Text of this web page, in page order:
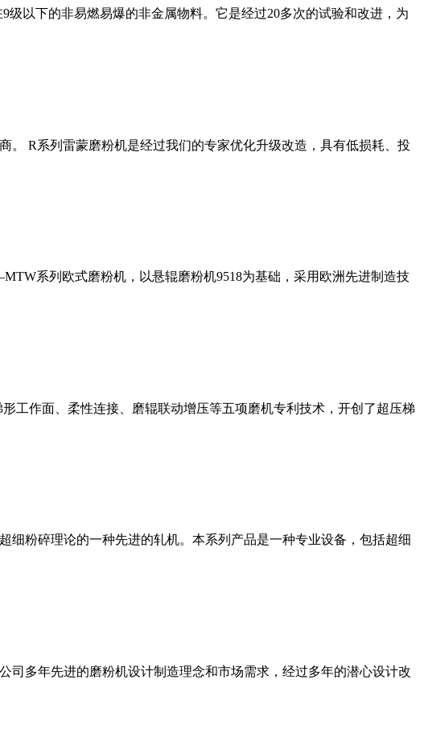
以下的非易燃易爆的非金属物料。它是经过20多次的试验和改进，为
R系列雷蒙磨粉机是经过我们的专家优化升级改造，具有低损耗、投
系列欧式磨粉机，以悬辊磨粉机9518为基础，采用欧洲先进制造技
工作面、柔性连接、磨辊联动增压等五项磨机专利技术，开创了超压梯
粉碎理论的一种先进的轧机。本系列产品是一种专业设备，包括超细
多年先进的磨粉机设计制造理念和市场需求，经过多年的潜心设计改